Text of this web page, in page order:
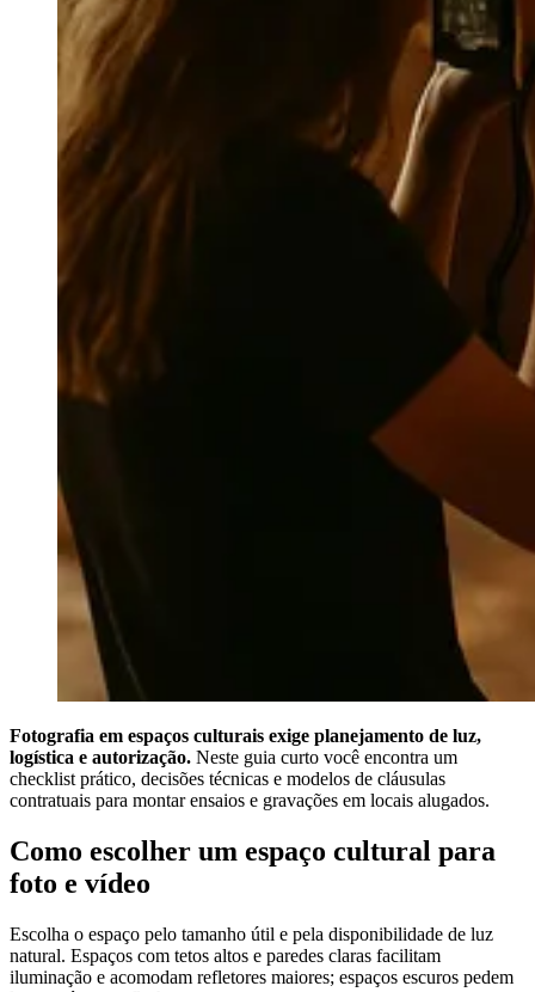
Fotografia em espaços culturais exige planejamento de luz,
logística e autorização. Neste guia curto você encontra um
checklist prático, decisões técnicas e modelos de cláusulas
contratuais para montar ensaios e gravações em locais alugados.
Como escolher um espaço cultural para
foto e vídeo
Escolha o espaço pelo tamanho útil e pela disponibilidade de luz
natural. Espaços com tetos altos e paredes claras facilitam
iluminação e acomodam refletores maiores; espaços escuros pedem